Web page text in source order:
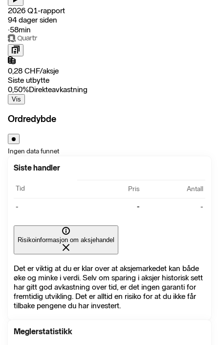
2026 Q1-rapport
94 dager siden
‧58min
0,28 CHF/aksje
Siste utbytte
0,50%Direkteavkastning
Vis
Ordredybde
Ingen data funnet
Siste handler
Tid Pris Antall
- - -
Risikoinformasjon om aksjehandel
Det er viktig at du er klar over at aksjemarkedet kan både
øke og minke i verdi. Selv om sparing i aksjer historisk sett
har gitt god avkastning over tid, er det ingen garanti for
fremtidig utvikling. Det er alltid en risiko for at du ikke får
tilbake pengene du har investert.
Meglerstatistikk